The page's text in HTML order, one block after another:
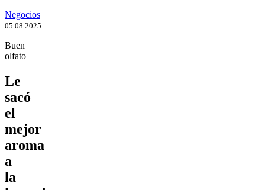
Negocios
05.08.2025
Buen
olfato
Le
sacó
el
mejor
aroma
a
la